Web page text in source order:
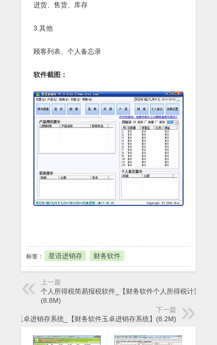
进货、售货、库存
3.其他
顾客列表、个人备忘录
软件截图：
标签： 星语进销存 财务软件
上一篇
个人所得税简易报税软件_【财务软件个人所得税计算】
(8.8M)
下一篇
玉卓进销存系统_【财务软件玉卓进销存系统】(8.2M)